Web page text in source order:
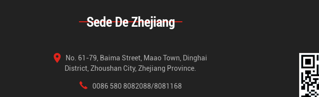
Sede De Zhejiang
No. 61-79, Baima Street, Maao Town, Dinghai
District, Zhoushan City, Zhejiang Province.
0086 580 8082088/8081168